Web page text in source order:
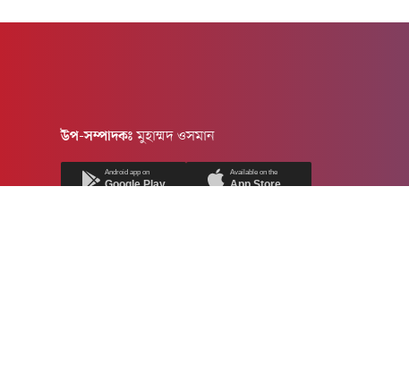
উপ-সম্পাদকঃমুহাম্মদ ওসমান
Android app on
Google Play
Available on the
App Store